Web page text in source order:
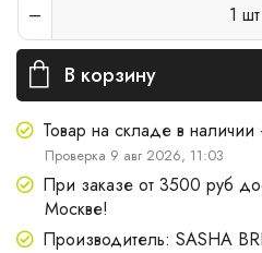
1 шт
В корзину
Товар на складе в
Проверка 9 авг 2026, 11:03
При заказе от 3500 руб
Москве!
Производитель: SASHA